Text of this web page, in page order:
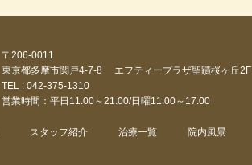
〒206-0011
東京都多摩市関戸4-7-8 エフティープラザ聖蹟桜ヶ丘2F
TEL : 042-375-1310
営業時間：平日11:00～21:00/日曜11:00～17:00
スタッフ紹介 治療一覧 院内風景